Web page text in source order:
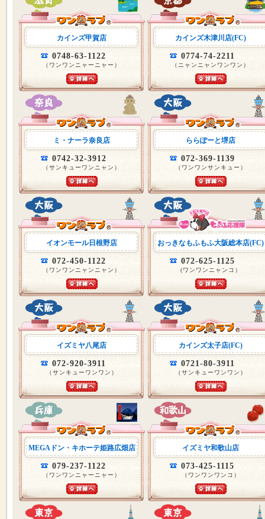
カインズ甲賀店
0748-63-1122
（ワンワンニャーニャー）
カインズ木津川店(FC)
0774-74-2211
（ニャンニャンワンワン）
ミ・ナーラ奈良店
0742-32-3912
（サンキューワンニャン）
ららぽーと堺店
072-369-1139
（ワンワンサンキュー）
イオンモール日根野店
072-450-1122
（ワンワンニャンニャン）
おっきなもふもふ大阪総本店(FC)
072-625-1125
(ワンワンニャンコ）
イズミヤ八尾店
072-920-3911
（サンキューワンワン）
カインズ太子店(FC)
0721-80-3911
（サンキューワンワン）
MEGAドン・キホーテ姫路広畑店
079-237-1122
（ワンワンニャーニャー）
イズミヤ和歌山店
073-425-1115
（ワンワンワンコ）